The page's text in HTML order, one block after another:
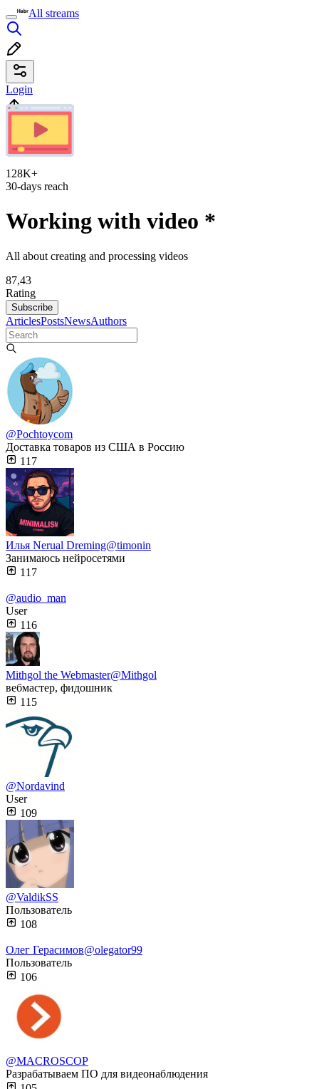
All streams
Login
128K+
30-days reach
Working with video *
All about creating and processing videos
87,43
Rating
Subscribe
ArticlesPostsNewsAuthors
@Pochtoycom
Доставка товаров из США в Россию
117
Илья Nerual Dreming@timonin
Занимаюсь нейросетями
117
@audio_man
User
116
Mithgol the Webmaster@Mithgol
вебмастер, фидошник
115
@Nordavind
User
109
@ValdikSS
Пользователь
108
Олег Герасимов@olegator99
Пользователь
106
@MACROSCOP
Разрабатываем ПО для видеонаблюдения